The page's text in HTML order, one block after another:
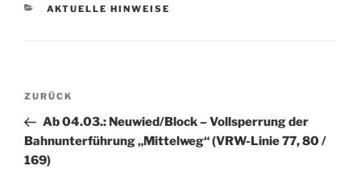
KATEGORIEN
AKTUELLE HINWEISE
Beitragsnavigation
Vorheriger
Beitrag
ZURÜCK
Ab 04.03.: Neuwied/Block – Vollsperrung der
Bahnunterführung „Mittelweg“ (VRW-Linie 77, 80 /
169)